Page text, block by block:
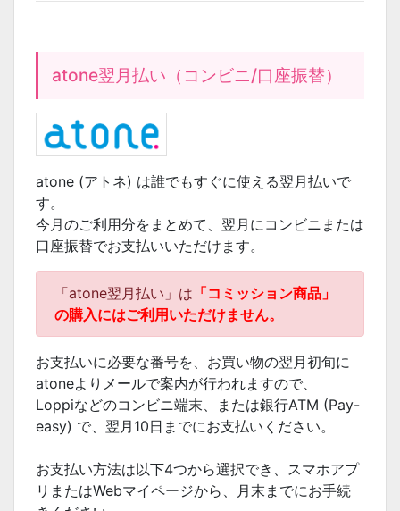
atone翌月払い（コンビニ/口座振替）
atone (アトネ) は誰でもすぐに使える翌月払いで
す。
今月のご利用分をまとめて、翌月にコンビニまたは
口座振替でお支払いいただけます。
「atone翌月払い」は 「コミッション商品」
の購入にはご利用いただけません。
お支払いに必要な番号を、お買い物の翌月初旬に
atoneよりメールで案内が行われますので、
Loppiなどのコンビニ端末、または銀行ATM (Pay-
easy) で、翌月10日までにお支払いください。
お支払い方法は以下4つから選択でき、スマホアプ
リまたはWebマイページから、月末までにお手続